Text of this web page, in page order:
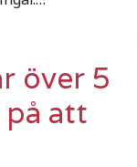
över 5
att